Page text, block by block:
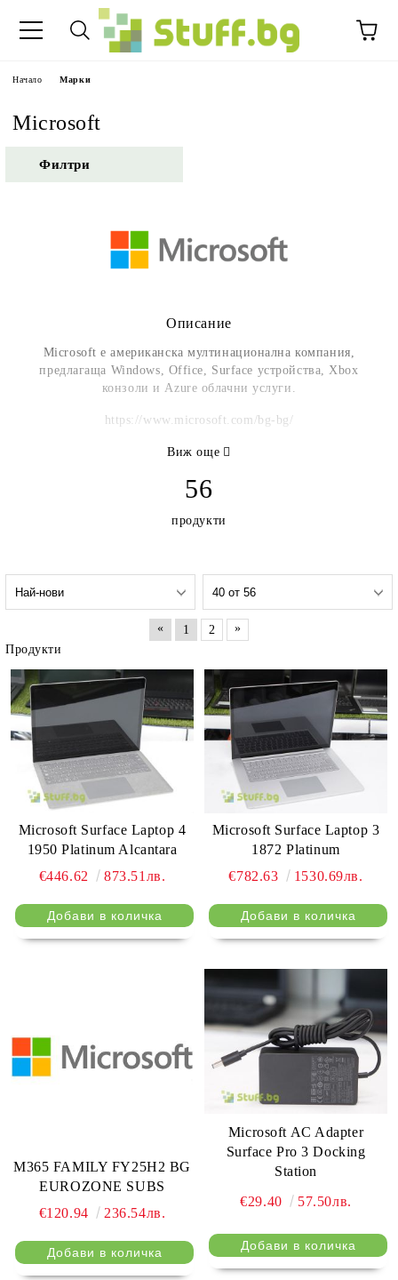
Начало Марки
Microsoft
Филтри
Описание
Microsoft е американска мултинационална компания,
предлагаща Windows, Office, Surface устройства, Xbox
конзоли и Azure облачни услуги.
https://www.microsoft.com/bg-bg/
Виж още
56
продукти
« 1 2
»
Продукти
Microsoft Surface Laptop 4
1950 Platinum Alcantara
€446.62
873.51лв.
Microsoft Surface Laptop 3
1872 Platinum
€782.63
1530.69лв.
M365 FAMILY FY25H2 BG
EUROZONE SUBS
€120.94
236.54лв.
Microsoft AC Adapter
Surface Pro 3 Docking
Station
€29.40 57.50лв.